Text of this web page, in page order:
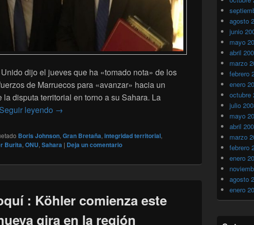
dijo el jueves que ha «tomado nota» de los
de Marruecos para «avanzar» hacia un
disputa territorial en torno a su Sahara. La
Seguir leyendo Londres toma nota de los esfuerzos «serios y creíbles»
→
Boris Johnson, Gran Bretaña, integridad territorial,
Burita, ONU, Sahara | Deja un comentario
: Köhler comienza este
gira en la región
agosto
junio
mayo
abril
marzo
febrero
enero
octubre
julio
mayo
abril
marzo
febrero
enero
agosto
enero